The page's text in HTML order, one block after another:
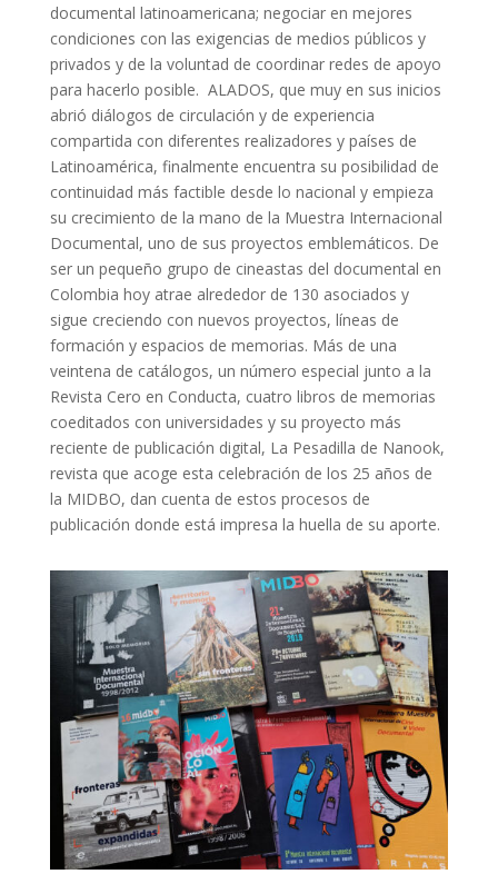
documental latinoamericana; negociar en mejores
condiciones con las exigencias de medios públicos y
privados y de la voluntad de coordinar redes de apoyo
para hacerlo posible. ALADOS, que muy en sus inicios
abrió diálogos de circulación y de experiencia
compartida con diferentes realizadores y países de
Latinoamérica, finalmente encuentra su posibilidad de
continuidad más factible desde lo nacional y empieza
su crecimiento de la mano de la Muestra Internacional
Documental, uno de sus proyectos emblemáticos. De
ser un pequeño grupo de cineastas del documental en
Colombia hoy atrae alrededor de 130 asociados y
sigue creciendo con nuevos proyectos, líneas de
formación y espacios de memorias. Más de una
veintena de catálogos, un número especial junto a la
Revista Cero en Conducta, cuatro libros de memorias
coeditados con universidades y su proyecto más
reciente de publicación digital, La Pesadilla de Nanook,
revista que acoge esta celebración de los 25 años de
la MIDBO, dan cuenta de estos procesos de
publicación donde está impresa la huella de su aporte.